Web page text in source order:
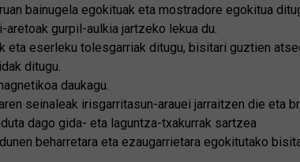
bainugela egokituak eta mostradore egokitua
aretoak gurpil-aulkia jartzeko lekua du.
eta eserleku tolesgarriak ditugu, bisitari guztien
ditugu.
daukagu.
seinaleak irisgarritasun-arauei jarraitzen die eta
dago gida- eta laguntza-txakurrak sartzea
beharretara eta ezaugarrietara egokitutako